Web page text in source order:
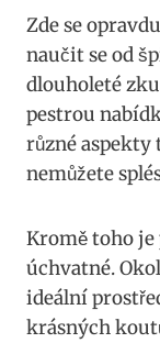
Zde se
naučit se od
dlouholeté
pestrou‌
různé
nemůžete
Kromě toho je
‍úchvatné.
ideální
krásných